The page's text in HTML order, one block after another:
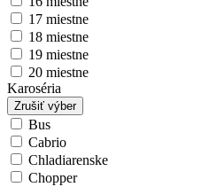
17 miestne
18 miestne
19 miestne
20 miestne
Karoséria
Zrušiť výber
Bus
Cabrio
Chladiarenske
Chopper